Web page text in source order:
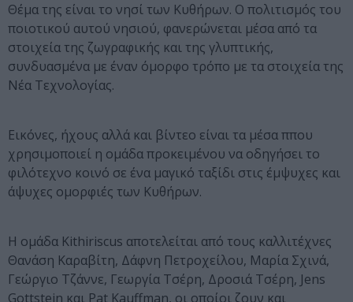
Θέμα της είναι το νησί των Κυθήρων. Ο πολιτισμός του
ποιοτικού αυτού νησιού, φανερώνεται μέσα από τα
στοιχεία της ζωγραφικής και της γλυπτικής,
συνδυασμένα με έναν όμορφο τρόπο με τα στοιχεία της
Νέα Τεχνολογίας.
Εικόνες, ήχους αλλά και βίντεο είναι τα μέσα ππου
χρησιμοποιεί η ομάδα προκειμένου να οδηγήσει το
φιλότεχνο κοινό σε ένα μαγικό ταξίδι στις έμψυχες και
άψυχες ομορφιές των Κυθήρων.
Η ομάδα Kithiriscus αποτελείται από τους καλλιτέχνες
Θανάση Καραβίτη, Δάφνη Πετροχείλου, Μαρία Σχινά,
Γεώργιο Τζάννε, Γεωργία Τσέρη, Δροσιά Τσέρη, Jens
Gottstein και Pat Kauffman, οι οποίοι ζουν και